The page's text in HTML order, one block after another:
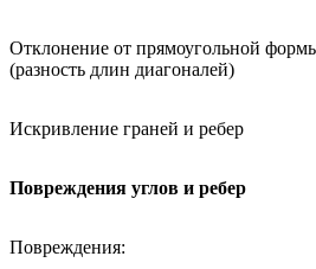
Отклонение от прямоугольной
(разность длин диагоналей)
Искривление граней и ребер
Повреждения углов и ребер
Повреждения: